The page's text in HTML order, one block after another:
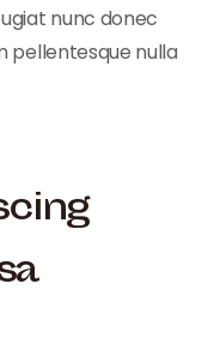
nunc donec
pellentesque nulla